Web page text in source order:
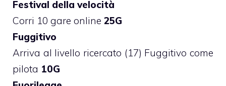
Festival della velocità
Corri 10 gare online 25G
Fuggitivo
Arriva al livello ricercato (17) Fuggitivo come
pilota 10G